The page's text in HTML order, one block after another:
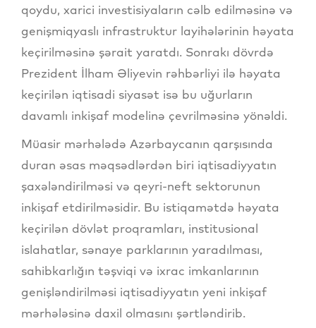
qoydu, xarici investisiyaların cəlb edilməsinə və
genişmiqyaslı infrastruktur layihələrinin həyata
keçirilməsinə şərait yaratdı. Sonrakı dövrdə
Prezident İlham Əliyevin rəhbərliyi ilə həyata
keçirilən iqtisadi siyasət isə bu uğurların
davamlı inkişaf modelinə çevrilməsinə yönəldi.
Müasir mərhələdə Azərbaycanın qarşısında
duran əsas məqsədlərdən biri iqtisadiyyatın
şaxələndirilməsi və qeyri-neft sektorunun
inkişaf etdirilməsidir. Bu istiqamətdə həyata
keçirilən dövlət proqramları, institusional
islahatlar, sənaye parklarının yaradılması,
sahibkarlığın təşviqi və ixrac imkanlarının
genişləndirilməsi iqtisadiyyatın yeni inkişaf
mərhələsinə daxil olmasını şərtləndirib.